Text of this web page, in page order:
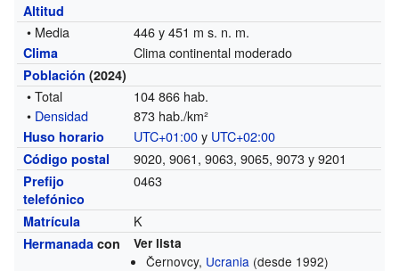
Altitud
• Media 446 y 451 m s. n. m.
Clima Clima continental moderado
Población (2024)
• Total
104 866 hab.
• Densidad 873 hab./km²
Huso horario UTC+01:00y UTC+02:00
Código postal 9020, 9061, 9063, 9065, 9073 y 9201
Prefijo
telefónico
0463
Matrícula K
Hermanada con Ver lista
Černovcy, Ucrania (desde 1992)